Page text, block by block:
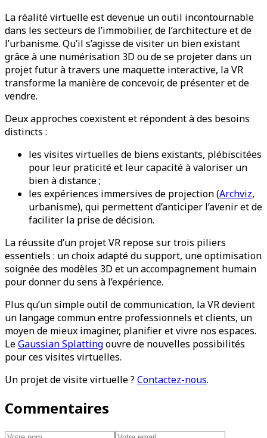
La réalité virtuelle est devenue un outil incontournable
dans les secteurs de l’immobilier, de l’architecture et de
l’urbanisme. Qu’il s’agisse de visiter un bien existant
grâce à une numérisation 3D ou de se projeter dans un
projet futur à travers une maquette interactive, la VR
transforme la manière de concevoir, de présenter et de
vendre.
Deux approches coexistent et répondent à des besoins
distincts :
les visites virtuelles de biens existants, plébiscitées
pour leur praticité et leur capacité à valoriser un
bien à distance ;
les expériences immersives de projection (Archviz,
urbanisme), qui permettent d’anticiper l’avenir et de
faciliter la prise de décision.
La réussite d’un projet VR repose sur trois piliers
essentiels : un choix adapté du support, une optimisation
soignée des modèles 3D et un accompagnement humain
pour donner du sens à l’expérience.
Plus qu’un simple outil de communication, la VR devient
un langage commun entre professionnels et clients, un
moyen de mieux imaginer, planifier et vivre nos espaces.
LeGaussian Splattingouvre de nouvelles possibilités
pour ces visites virtuelles.
Un projet de visite virtuelle ? Contactez-nous.
Commentaires